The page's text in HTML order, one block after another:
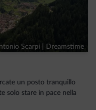
Scarpi | Dreamstime
un posto tranquillo
solo stare in pace nella
caso vostro! Appena